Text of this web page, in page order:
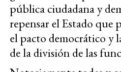
pública ciudadana y
repensar el Estado
el pacto democrático y
de la división de las